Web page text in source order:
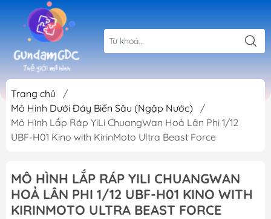
Trang chủ
/
Mô Hinh Dưới Đáy Biển Sâu (Ngập Nước)
/
Mô Hình Lắp Ráp YiLi ChuangWan Hoả Lân Phi 1/12
UBF-H01 Kino with KirinMoto Ultra Beast Force
MÔ HÌNH LẮP RÁP YILI CHUANGWAN
HOẢ LÂN PHI 1/12 UBF-H01 KINO WITH
KIRINMOTO ULTRA BEAST FORCE